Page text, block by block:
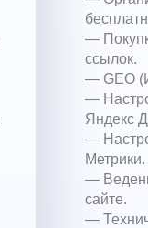
—
ссылок.
— GEO
—
Яндекс
—
Метрики.
—
сайте.
—